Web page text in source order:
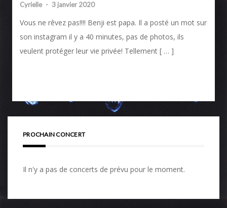
Cyrielle - 3 janvier 2020
Vous ne rêvez pas!!!! Benji est papa. Il a posté un mot sur
son instagram il y a 40 minutes, pas de photos, ils
veulent protéger leur vie privée! Tellement [ … ]
PROCHAIN CONCERT
Il n'y a pas de concerts de prévu pour le moment.